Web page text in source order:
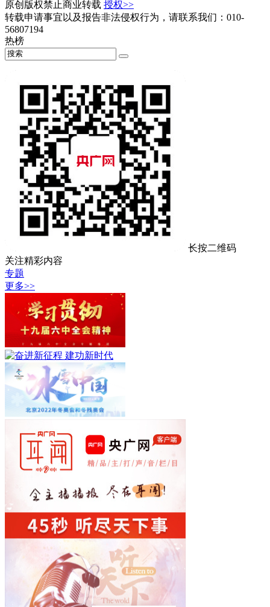
原创版权禁止商业转载 授权>>
转载申请事宜以及报告非法侵权行为，请联系我们：010-
56807194
热榜
长按二维码
关注精彩内容
专题
更多>>